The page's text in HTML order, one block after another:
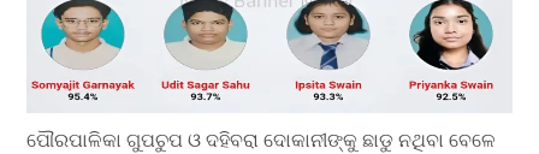
ପୌରପାଳିକା ଗୁପଚୁପ ଓ ଦହିବରା ଦୋକାନୀଙ୍କୁ ଛାଡୁ ନଥିବା ବେଳେ